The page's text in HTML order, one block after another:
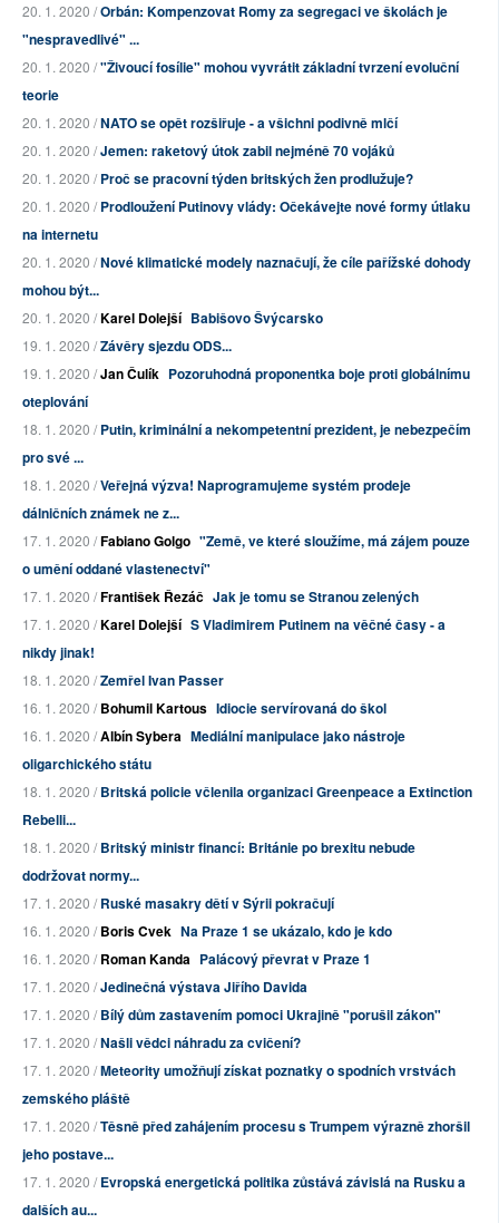
20. 1. 2020 /Orbán: Kompenzovat Romy za segregaci ve školách je
"nespravedlivé" ...
20. 1. 2020 /"Živoucí fosílie" mohou vyvrátit základní tvrzení evoluční
teorie
20. 1. 2020 /NATO se opět rozšiřuje - a všichni podivně mlčí
20. 1. 2020 /Jemen: raketový útok zabil nejméně 70 vojáků
20. 1. 2020 /Proč se pracovní týden britských žen prodlužuje?
20. 1. 2020 /Prodloužení Putinovy vlády: Očekávejte nové formy útlaku
na internetu
20. 1. 2020 /Nové klimatické modely naznačují, že cíle pařížské dohody
mohou být...
20. 1. 2020 /Karel Dolejší Babišovo Švýcarsko
19. 1. 2020 /Závěry sjezdu ODS...
19. 1. 2020 /Jan Čulík Pozoruhodná proponentka boje proti globálnímu
oteplování
18. 1. 2020 /Putin, kriminální a nekompetentní prezident, je nebezpečím
pro své ...
18. 1. 2020 /Veřejná výzva! Naprogramujeme systém prodeje
dálničních známek ne z...
17. 1. 2020 /Fabiano Golgo "Země, ve které sloužíme, má zájem pouze
o umění oddané vlastenectví"
17. 1. 2020 /František Řezáč Jak je tomu se Stranou zelených
17. 1. 2020 /Karel Dolejší S Vladimirem Putinem na věčné časy - a
nikdy jinak!
18. 1. 2020 /Zemřel Ivan Passer
16. 1. 2020 /Bohumil Kartous Idiocie servírovaná do škol
16. 1. 2020 /Albín Sybera Mediální manipulace jako nástroje
oligarchického státu
18. 1. 2020 /Britská policie včlenila organizaci Greenpeace a Extinction
Rebelli...
18. 1. 2020 /Britský ministr financí: Británie po brexitu nebude
dodržovat normy...
17. 1. 2020 /Ruské masakry dětí v Sýrii pokračují
16. 1. 2020 /Boris Cvek Na Praze 1 se ukázalo, kdo je kdo
16. 1. 2020 /Roman Kanda Palácový převrat v Praze 1
17. 1. 2020 /Jedinečná výstava Jiřího Davida
17. 1. 2020 /Bílý dům zastavením pomoci Ukrajině "porušil zákon"
17. 1. 2020 /Našli vědci náhradu za cvičení?
17. 1. 2020 /Meteority umožňují získat poznatky o spodních vrstvách
zemského pláště
17. 1. 2020 /Těsně před zahájením procesu s Trumpem výrazně zhoršil
jeho postave...
17. 1. 2020 /Evropská energetická politika zůstává závislá na Rusku a
dalších au...